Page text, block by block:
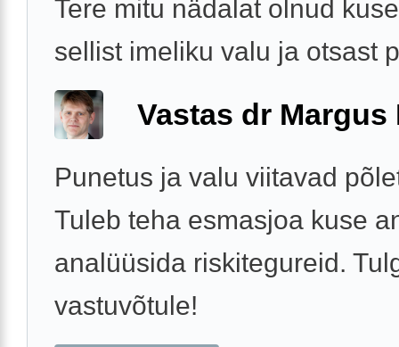
Tere mitu nädalat olnud
sellist imeliku valu ja otsast
Vastas dr Margus
Punetus ja valu viitavad
Tuleb teha esmasjoa kuse
analüüsida riskitegureid.
vastuvõtule!